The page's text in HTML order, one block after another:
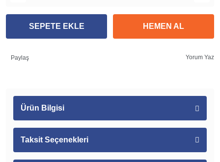
SEPETE EKLE HEMEN AL
Paylaş Yorum Yaz
Ürün Bilgisi
Taksit Seçenekleri